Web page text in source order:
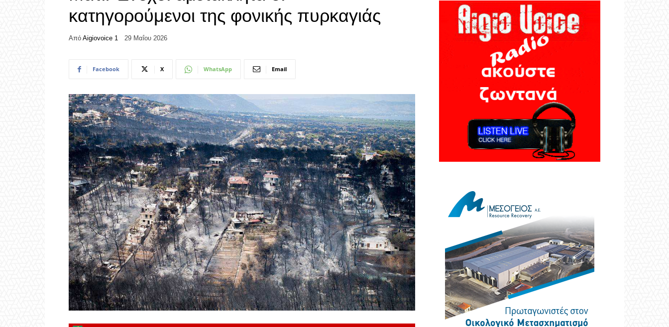
κατηγορούμενοι της φονικής πυρκαγιάς
Από Aigiovoice 1 29 Μαΐου 2026
Facebook X WhatsApp Email